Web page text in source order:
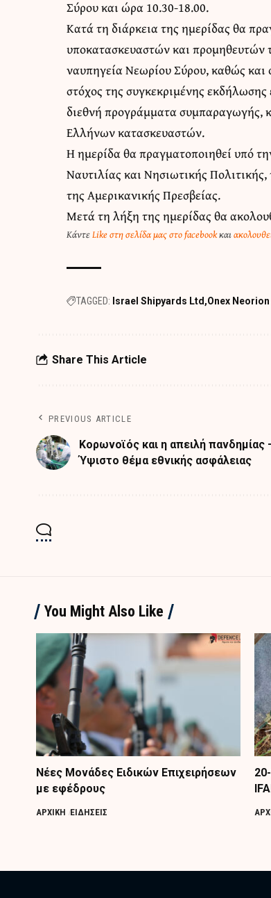
Σύρου και ώρα 10.30-18.00.
Κατά τη διάρκεια της ημερίδας θα
υποκατασκευαστών και προμηθευτών
ναυπηγεία Νεωρίου Σύρου, καθώς και
στόχος της συγκεκριμένης
διεθνή προγράμματα συμπαραγωγής,
Ελλήνων κατασκευαστών.
Η ημερίδα θα πραγματοποιηθεί υπό
Ναυτιλίας και Νησιωτικής
της Αμερικανικής Πρεσβείας.
Μετά τη λήξη της ημερίδας θα
ΚάντεLike στη σελίδα μας στο facebookκαι
TAGGED: Israel Shipyards Ltd Onex
Share This Article
PREVIOUS ARTICLE
Κορωνοϊός και η απειλή πανδημίας
Ύψιστο θέμα εθνικής ασφάλειας
You Might Also Like
Nέες Μονάδες Ειδικών Επιχειρήσεων
με εφέδρους
ΑΡΧΙΚΗ ΕΙΔΗΣΕΙΣ